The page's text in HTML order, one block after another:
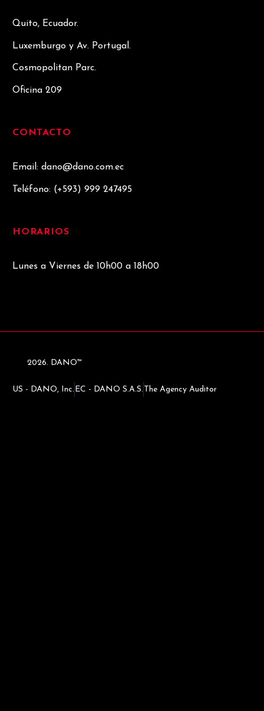
Quito, Ecuador.
Luxemburgo y Av. Portugal.
Cosmopolitan Parc.
Oficina 209
CONTACTO
Email: dano@dano.com.ec
Teléfono: (+593) 999 247495
HORARIOS
Lunes a Viernes de 10h00 a 18h00
2026. DANO™
US - DANO, Inc. EC - DANO S.A.S. The Agency Auditor